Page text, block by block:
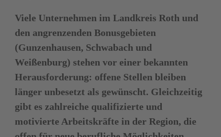
Viele Unternehmen im Landkreis Roth und
den angrenzenden Bonusgebieten
(Gunzenhausen, Schwabach und
Weißenburg) stehen vor einer bekannten
Herausforderung: offene Stellen bleiben
länger unbesetzt als gewünscht. Gleichzeitig
gibt es zahlreiche qualifizierte und
motivierte Arbeitskräfte in der Region, die